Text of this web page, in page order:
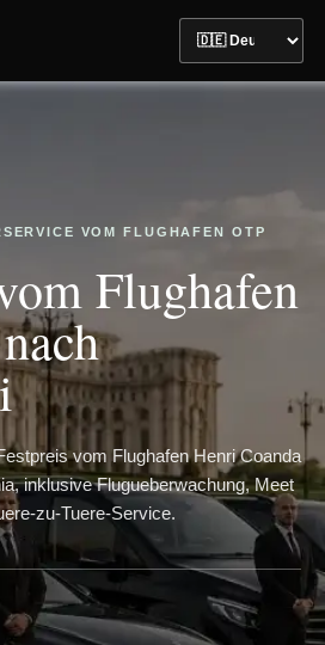
VOM FLUGHAFEN OTP
Flughafen
vom Flughafen Henri Coanda
inklusive Flugueberwachung, Meet
zu-Tuere-Service.